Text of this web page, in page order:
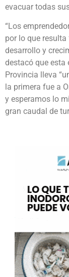
evacuar todas
“Los
por lo que
desarrollo y
destacó que esta
Provincia lleva
la primera fue a
y esperamos lo
gran caudal de